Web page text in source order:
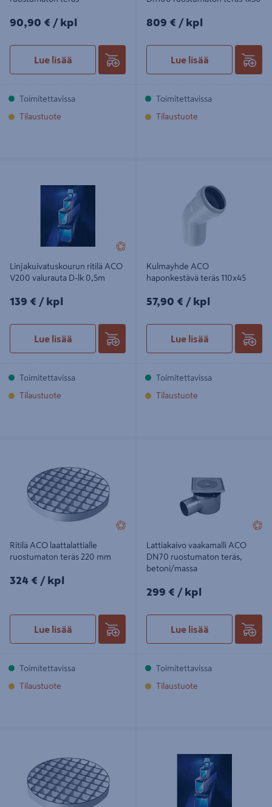
90,90€/kpl
90,90 € / kpl
Lue lisää
Toimitettavissa
Tilaustuote
809€/kpl
809 € / kpl
Lue lisää
Toimitettavissa
Tilaustuote
Linjakuivatuskourun ritilä ACO
V200 valurauta D-lk 0,5m
139€/kpl
139 € / kpl
Lue lisää
Toimitettavissa
Tilaustuote
Kulmayhde ACO
haponkestävä teräs 110x45
57,90€/kpl
57,90 € / kpl
Lue lisää
Toimitettavissa
Tilaustuote
Ritilä ACO laattalattialle
ruostumaton teräs 220 mm
324€/kpl
324 € / kpl
Lue lisää
Toimitettavissa
Tilaustuote
Lattiakaivo vaakamalli ACO
DN70 ruostumaton teräs,
betoni/massa
299€/kpl
299 € / kpl
Lue lisää
Toimitettavissa
Tilaustuote